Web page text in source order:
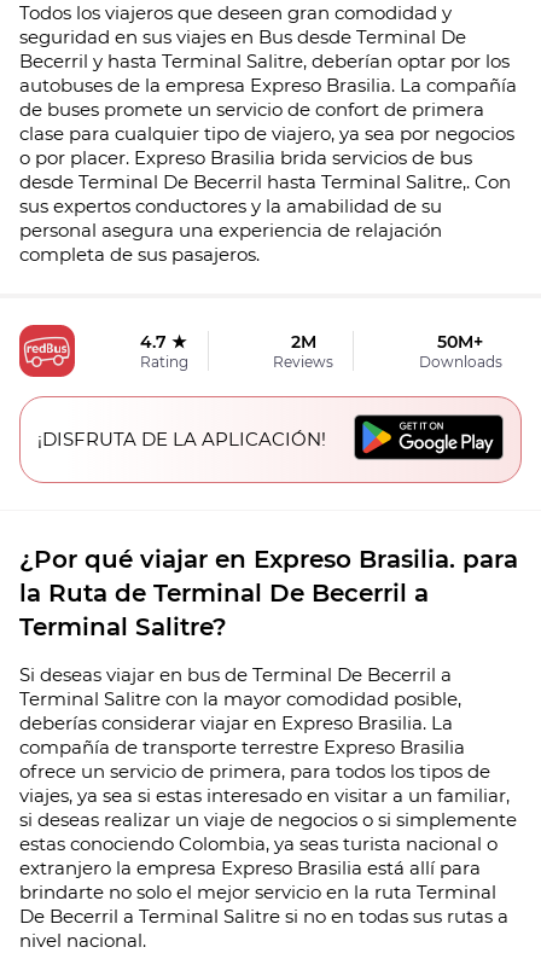
Todos los viajeros que deseen gran comodidad y
seguridad en sus viajes en Bus desde Terminal De
Becerril y hasta Terminal Salitre, deberían optar por los
autobuses de la empresa Expreso Brasilia. La compañía
de buses promete un servicio de confort de primera
clase para cualquier tipo de viajero, ya sea por negocios
o por placer. Expreso Brasilia brida servicios de bus
desde Terminal De Becerril hasta Terminal Salitre,. Con
sus expertos conductores y la amabilidad de su
personal asegura una experiencia de relajación
completa de sus pasajeros.
4.7 ★
Rating
2M
Reviews
50M+
Downloads
¡DISFRUTA DE LA APLICACIÓN!
¿Por qué viajar en Expreso Brasilia. para
la Ruta de Terminal De Becerril a
Terminal Salitre?
Si deseas viajar en bus de Terminal De Becerril a
Terminal Salitre con la mayor comodidad posible,
deberías considerar viajar en Expreso Brasilia. La
compañía de transporte terrestre Expreso Brasilia
ofrece un servicio de primera, para todos los tipos de
viajes, ya sea si estas interesado en visitar a un familiar,
si deseas realizar un viaje de negocios o si simplemente
estas conociendo Colombia, ya seas turista nacional o
extranjero la empresa Expreso Brasilia está allí para
brindarte no solo el mejor servicio en la ruta Terminal
De Becerril a Terminal Salitre si no en todas sus rutas a
nivel nacional.